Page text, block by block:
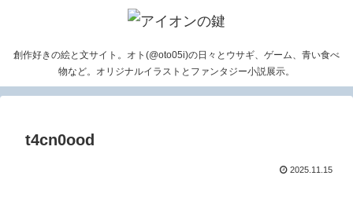
創作好きの絵と文サイト。オト(@oto05i)の日々とウサギ、ゲーム、青い食べ
物など。オリジナルイラストとファンタジー小説展示。
t4cn0ood
2025.11.15